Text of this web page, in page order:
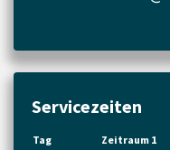
Servicezeiten
Tag Zeitraum 1